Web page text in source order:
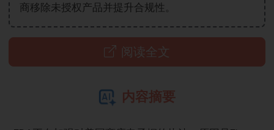
商移除未授权产品并提升合规性。
阅读全文
内容摘要